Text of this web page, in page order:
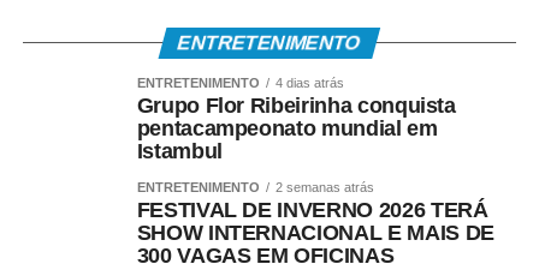
ENTRETENIMENTO
ENTRETENIMENTO 4 dias atrás
Grupo Flor Ribeirinha conquista
pentacampeonato mundial em
Istambul
ENTRETENIMENTO 2 semanas atrás
FESTIVAL DE INVERNO 2026 TERÁ
SHOW INTERNACIONAL E MAIS DE
300 VAGAS EM OFICINAS